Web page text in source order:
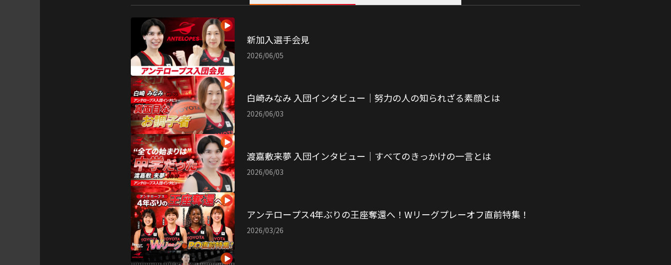
新加入選手会見
2026/06/05
白崎みなみ 入団インタビュー｜努力の人の知られざる素顔とは
2026/06/03
渡嘉敷来夢 入団インタビュー｜すべてのきっかけの一言とは
2026/06/03
アンテロープス4年ぶりの王座奪還へ！Wリーグプレーオフ直前特集！
2026/03/26